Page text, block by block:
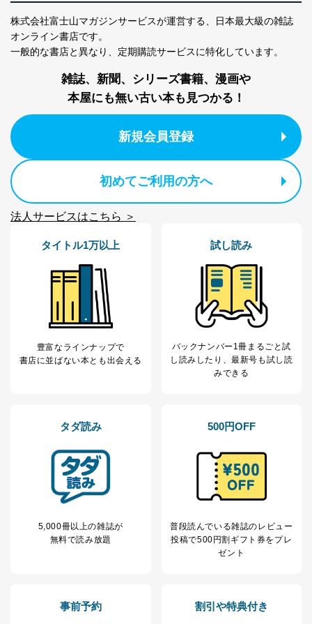
代表取締役会長 西野 伸一郎
個人情報の取扱いについて
当社は以下の個人情報保護管理者を設置し、個人情報保
株式会社富士山マガジンサービス
代表取締役会長 西野 伸一郎
個人情報保護管理者: 経営管理グループディレクター 前
田 嘉也
当社が取り扱う開示対象個人情報の利用目的は次のとお
個人情報の種類 利用目的
1
当社の定期購読サ
ービス等をご利用
購入商品の配送のため
商品代金回収のため
ｅメール等による商品、サービ
個人が特定できない形で取得した
閲覧履歴や購買履歴等の情報を分
当社にお問合わせ
人情報
お問い合わせ対応、トラブル対
Aサービス利用者
カスタマーQ＆Aサイトの投稿内容
ｅメール等によるカスタマーQ＆A
ｅメール等による商品、サービ
ス、キャンペーン等の広告に関す
当社の従業者の個
人事、総務などの雇用管理等のた
株式会社富士山マガジンサービスが運営する、
日本最大級の雑誌
オンライン書店です。
一般的な書店と異なり、 定期購読サービスに特化しています。
雑誌、新聞、シリーズ書籍、漫画や
本屋にも無い古い本も見つかる！
新規会員登録
初めてご利用の方へ
法人サービスはこちら ＞
タイトル1万以上
豊富なラインナップで
書店に並ばない本とも出会える
試し読み
バックナンバー1冊まるごと試
し読み したり、最新号も試し読
みできる
タダ読み
5,000冊以上の雑誌が
無料で読み放題
500円OFF
普段読んでいる雑誌のレビュー
投稿で500円割ギフト券をプレ
ゼント
事前予約 割引や特典付き